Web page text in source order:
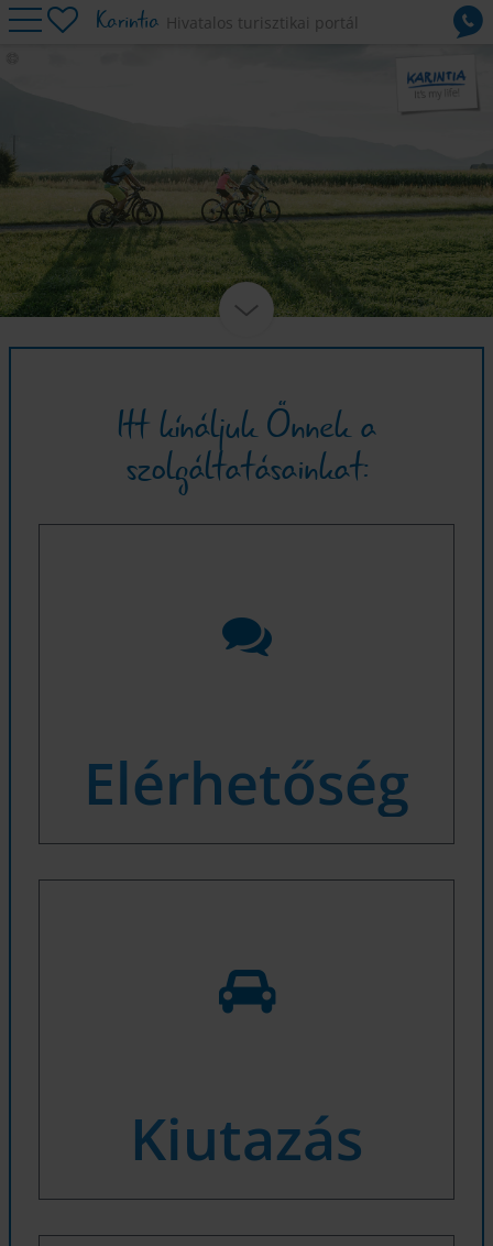
Karintia Hivatalos turisztikai portál
Országúti kerékpározás
Események
Szálláshelyek
Szolgáltatás
Itt kínáljuk Önnek a
szolgáltatásainkat:
Elérhetőség
Kiutazás